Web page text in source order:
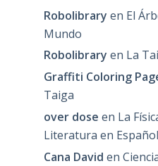
Robolibrary en El
Mundo
Robolibrary en La
Graffiti Coloring
Taiga
over dose en La
Literatura en Español
Cana David en